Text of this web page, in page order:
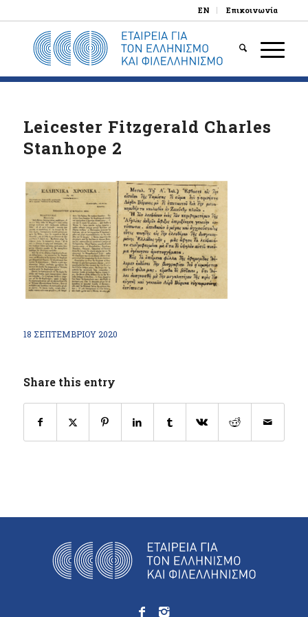
EN Επικοινωνία
Leicester Fitzgerald Charles
Stanhope 2
18 ΣΕΠΤΕΜΒΡΊΟΥ 2020
Share this entry